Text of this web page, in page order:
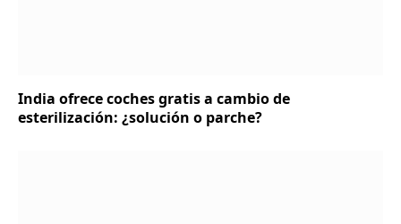
India ofrece coches gratis a cambio de
esterilización: ¿solución o parche?